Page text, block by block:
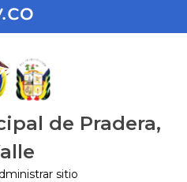
de Pradera,
sitio